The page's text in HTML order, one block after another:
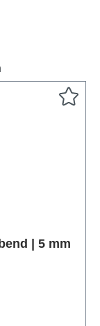
| 5 mm